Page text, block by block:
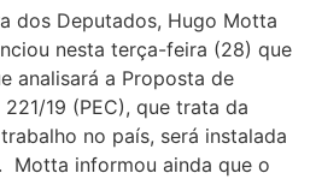
dos Deputados, Hugo Motta
nesta terça-feira (28) que
analisará a Proposta de
19 (PEC), que trata da
no país, será instalada
Motta informou ainda que o